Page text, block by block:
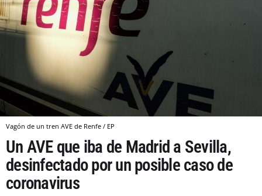
Vagón de un tren AVE de Renfe / EP
Un AVE que iba de Madrid a Sevilla,
desinfectado por un posible caso de
coronavirus